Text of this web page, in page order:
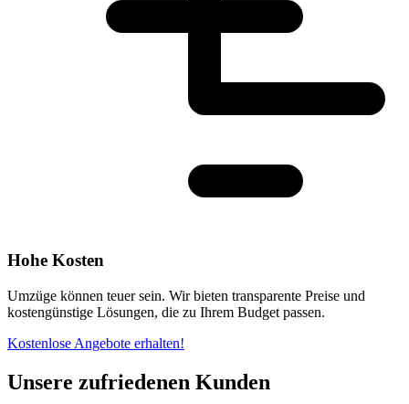
Hohe Kosten
Umzüge können teuer sein. Wir bieten transparente Preise und
kostengünstige Lösungen, die zu Ihrem Budget passen.
Kostenlose Angebote erhalten!
Unsere zufriedenen Kunden